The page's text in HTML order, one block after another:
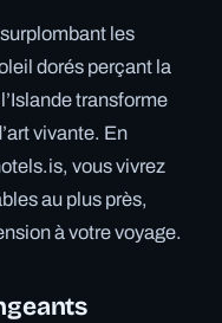
les
dorés perçant la
transforme
vivante. En
vous vivrez
au plus près,
à votre voyage.